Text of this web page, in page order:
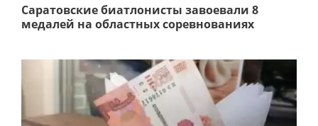
Саратовские биатлонисты завоевали 8
медалей на областных соревнованиях